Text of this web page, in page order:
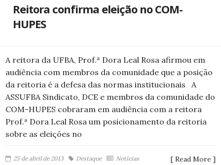
Reitora confirma eleição no COM-
HUPES
A reitora da UFBA, Prof.ª Dora Leal Rosa afirmou em
audiência com membros da comunidade que a posição
da reitoria é a defesa das normas institucionais A
ASSUFBA Sindicato, DCE e membros da comunidade do
COM-HUPES cobraram em audiência com a reitora
Prof.ª Dora Leal Rosa um posicionamento da reitoria
sobre as eleições no
25 de abril de 2013 Destaque Notícias [ Read More ]